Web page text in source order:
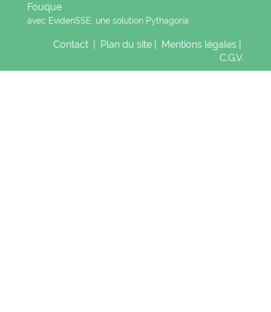
Fouque
avec EvidenSSE, une solution Pythagoria
Contact Plan du site Mentions légales
C.G.V.